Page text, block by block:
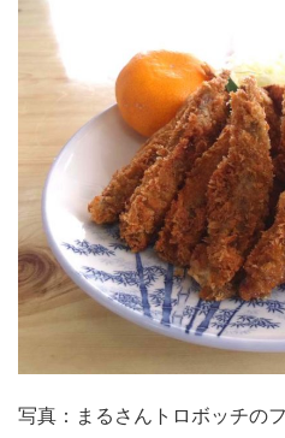
写真：まるさんトロボッチの